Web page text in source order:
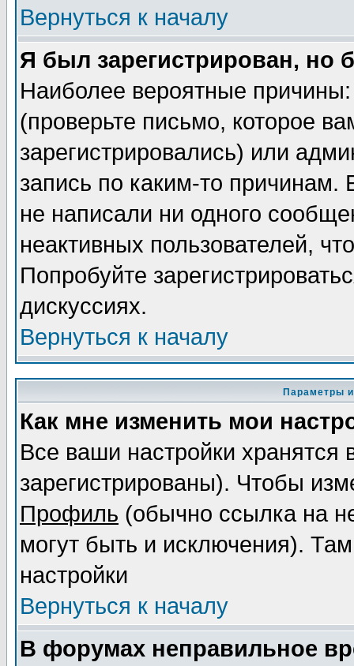
Вернуться к началу
Я был зарегистрирован, но
Наиболее вероятные
(проверьте письмо, которое
зарегистрировались) или
запись по каким-то
не написали ни одного
неактивных пользователей,
Попробуйте
дискуссиях.
Вернуться к началу
Параметры
Как мне изменить мои
Все ваши настройки
зарегистрированы). Чтобы
Профиль (обычно ссылка на
могут быть и исключения).
настройки
Вернуться к началу
В форумах неправильное